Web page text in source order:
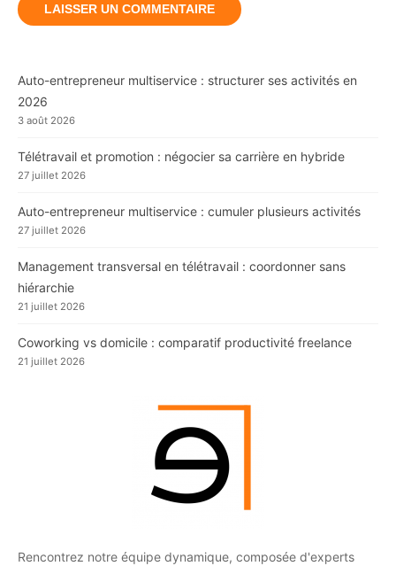
Auto-entrepreneur multiservice : structurer ses activités en
2026
3 août 2026
Télétravail et promotion : négocier sa carrière en hybride
27 juillet 2026
Auto-entrepreneur multiservice : cumuler plusieurs activités
27 juillet 2026
Management transversal en télétravail : coordonner sans
hiérarchie
21 juillet 2026
Coworking vs domicile : comparatif productivité freelance
21 juillet 2026
Rencontrez notre équipe dynamique, composée d'experts